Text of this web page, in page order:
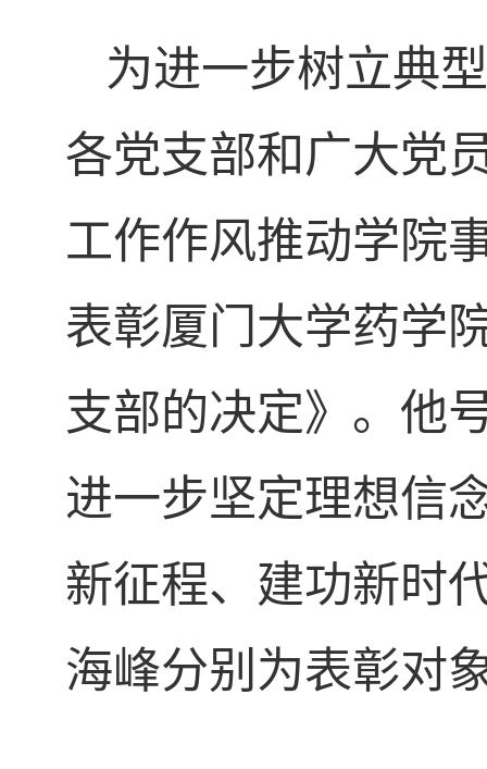
为进一步树立典
各党支部和广大党
工作作风推动学院
表彰厦门大学药学
支部的决定》。他
进一步坚定理想信
新征程、建功新时
海峰分别为表彰对